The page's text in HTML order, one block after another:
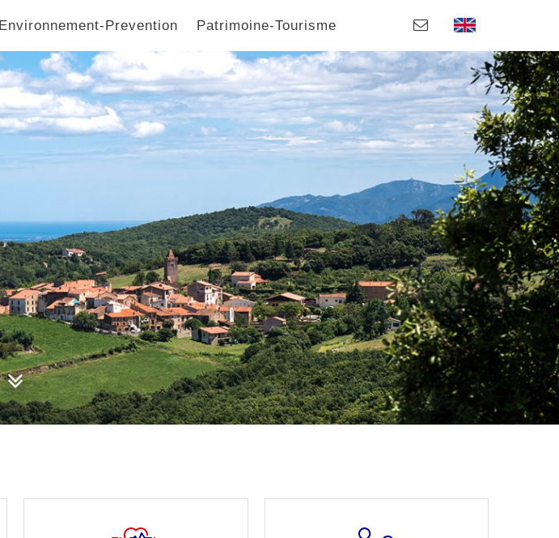
Environnement-Prevention Patrimoine-Tourisme